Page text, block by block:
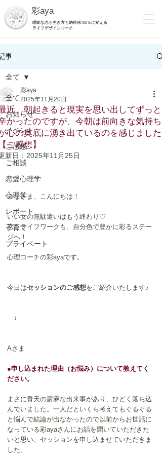
彩aya
曖昧な恋も生き方も納得感100％に変える
ライフデザインコーチ
事
全て
お知らせ
イベント
ご感想
ご相談
恋愛心理学
心理学
レポート
子育て
プライベート
全て
近、朝起きると現実を思い出してずっと
かったのですが、今朝は前向きな気持ち
心の奥底に湧き出ているのを感じました
ご感想】
彩aya
2025年11月20日
新日： 2025年11月25日
みなさま、こんにちは！
いい女の無駄遣いはもう終わり♡
恋もライフワークも、自分色で豊かに彩るステー
ジへ！
心理コーチの彩ayaです。
今日はセッションのご感想をご紹介いたします♪
↓
Aさま
●申し込まれた理由（お悩み）について教えてく
ださい。
まさに青天の霹靂な出来事があり、ひどく落ち込
んでいました。一人だといくら考えてもぐるぐる
と悩んで結論が出なかったので以前からお世話に
なっている彩ayaさんにお話を聞いていただきた
いと思い、セッションを申し込ませていただきま
した。